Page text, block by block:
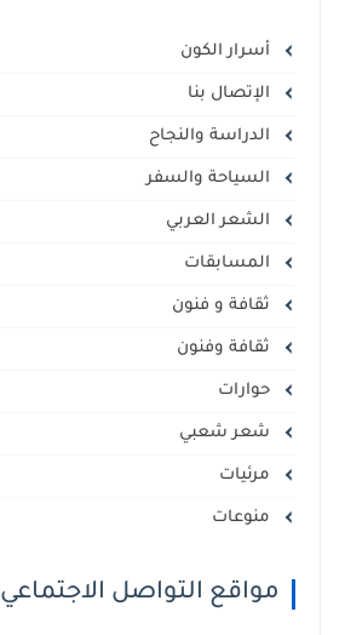
أسرار الكون
الإتصال بنا
الدراسة والنجاح
السياحة والسفر
الشعر العربي
المسابقات
ثقافة و فنون
ثقافة وفنون
حوارات
شعر شعبي
مرئيات
منوعات
مواقع التواصل الاجتماعي